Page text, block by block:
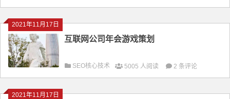
2021年11月17日
互联网公司年会游戏策划
SEO核心技术 5005 人阅读 2 条评论
2021年11月17日